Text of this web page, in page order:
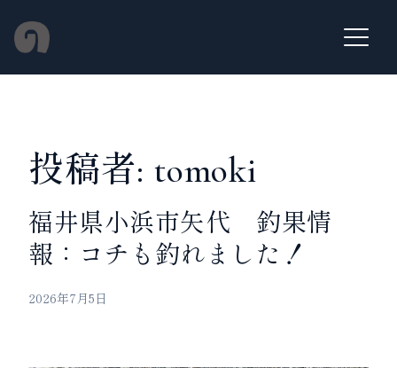
content
Menu
投稿者: tomoki
福井県小浜市矢代 釣果情
報：コチも釣れました！
2026年7月5日